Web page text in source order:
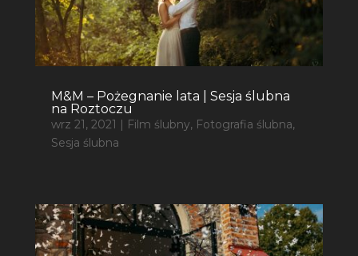
M&M – Pożegnanie lata | Sesja ślubna
na Roztoczu
wrz 21, 2021 | Film ślubny, Fotografia ślubna,
Sesja ślubna